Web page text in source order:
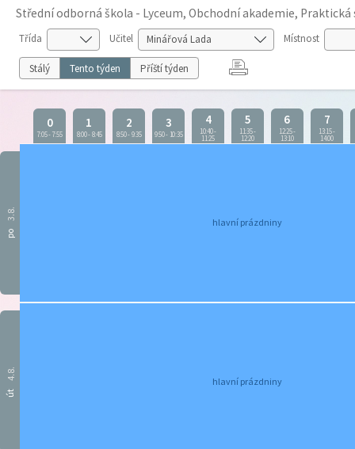
Střední odborná škola - Lyceum, Obchodní akademie, Praktická
Třída Učitel Místnost
Stálý Tento týden Příští týden
0
7:05-7:55
1
8:00-8:45
2
8:50-9:35
3
9:50- 10:35
4
10:40-
11:25
5
11:35-
12:20
6
12:25-
13:10
7
13:15-
14:00
po
3.8.
hlavní prázdniny
út
4.8.
hlavní prázdniny